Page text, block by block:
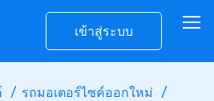
เข้าสู่ระบบ
รถมอเตอร์ไซค์ออกใหม่